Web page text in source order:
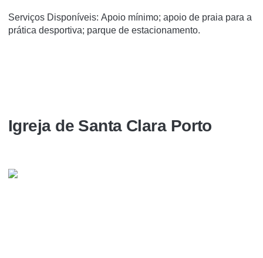
Serviços Disponíveis: Apoio mínimo; apoio de praia para a
prática desportiva; parque de estacionamento.
Igreja de Santa Clara Porto